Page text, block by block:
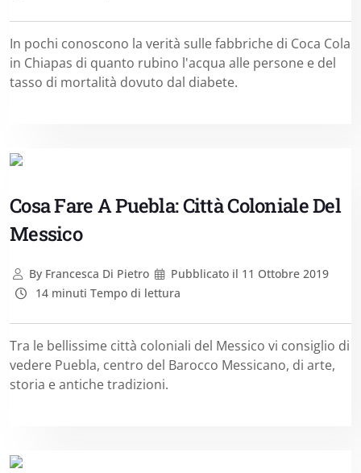
In pochi conoscono la verità sulle fabbriche di Coca Cola
in Chiapas di quanto rubino l'acqua alle persone e del
tasso di mortalità dovuto dal diabete.
Cosa Fare A Puebla: Città Coloniale Del
Messico
ByFrancesca Di Pietro Pubblicato il 11 Ottobre 2019
14 minuti Tempo di lettura
Tra le bellissime città coloniali del Messico vi consiglio di
vedere Puebla, centro del Barocco Messicano, di arte,
storia e antiche tradizioni.